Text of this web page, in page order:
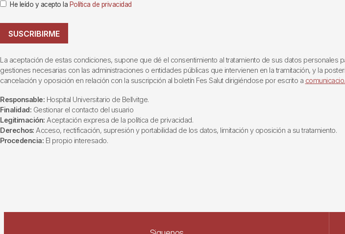
He leído y acepto la Política de privacidad
SUSCRIBIRME
La aceptación de estas condiciones, supone que dé el consentimiento al tratamiento de sus datos
gestiones necesarias con las administraciones o entidades públicas que intervienen en la tramitación, y la
cancelación y oposición en relación con la suscripción al boletín Fes Salut dirigiéndose por escrito a
Responsable: Hospital Universitario de Bellvitge.
Finalidad: Gestionar el contacto del usuario
Legitimación: Aceptación expresa de la política de privacidad.
Derechos: Acceso, rectificación, supresión y portabilidad de los datos, limitación y oposición a su tratamiento.
Procedencia: El propio interesado.